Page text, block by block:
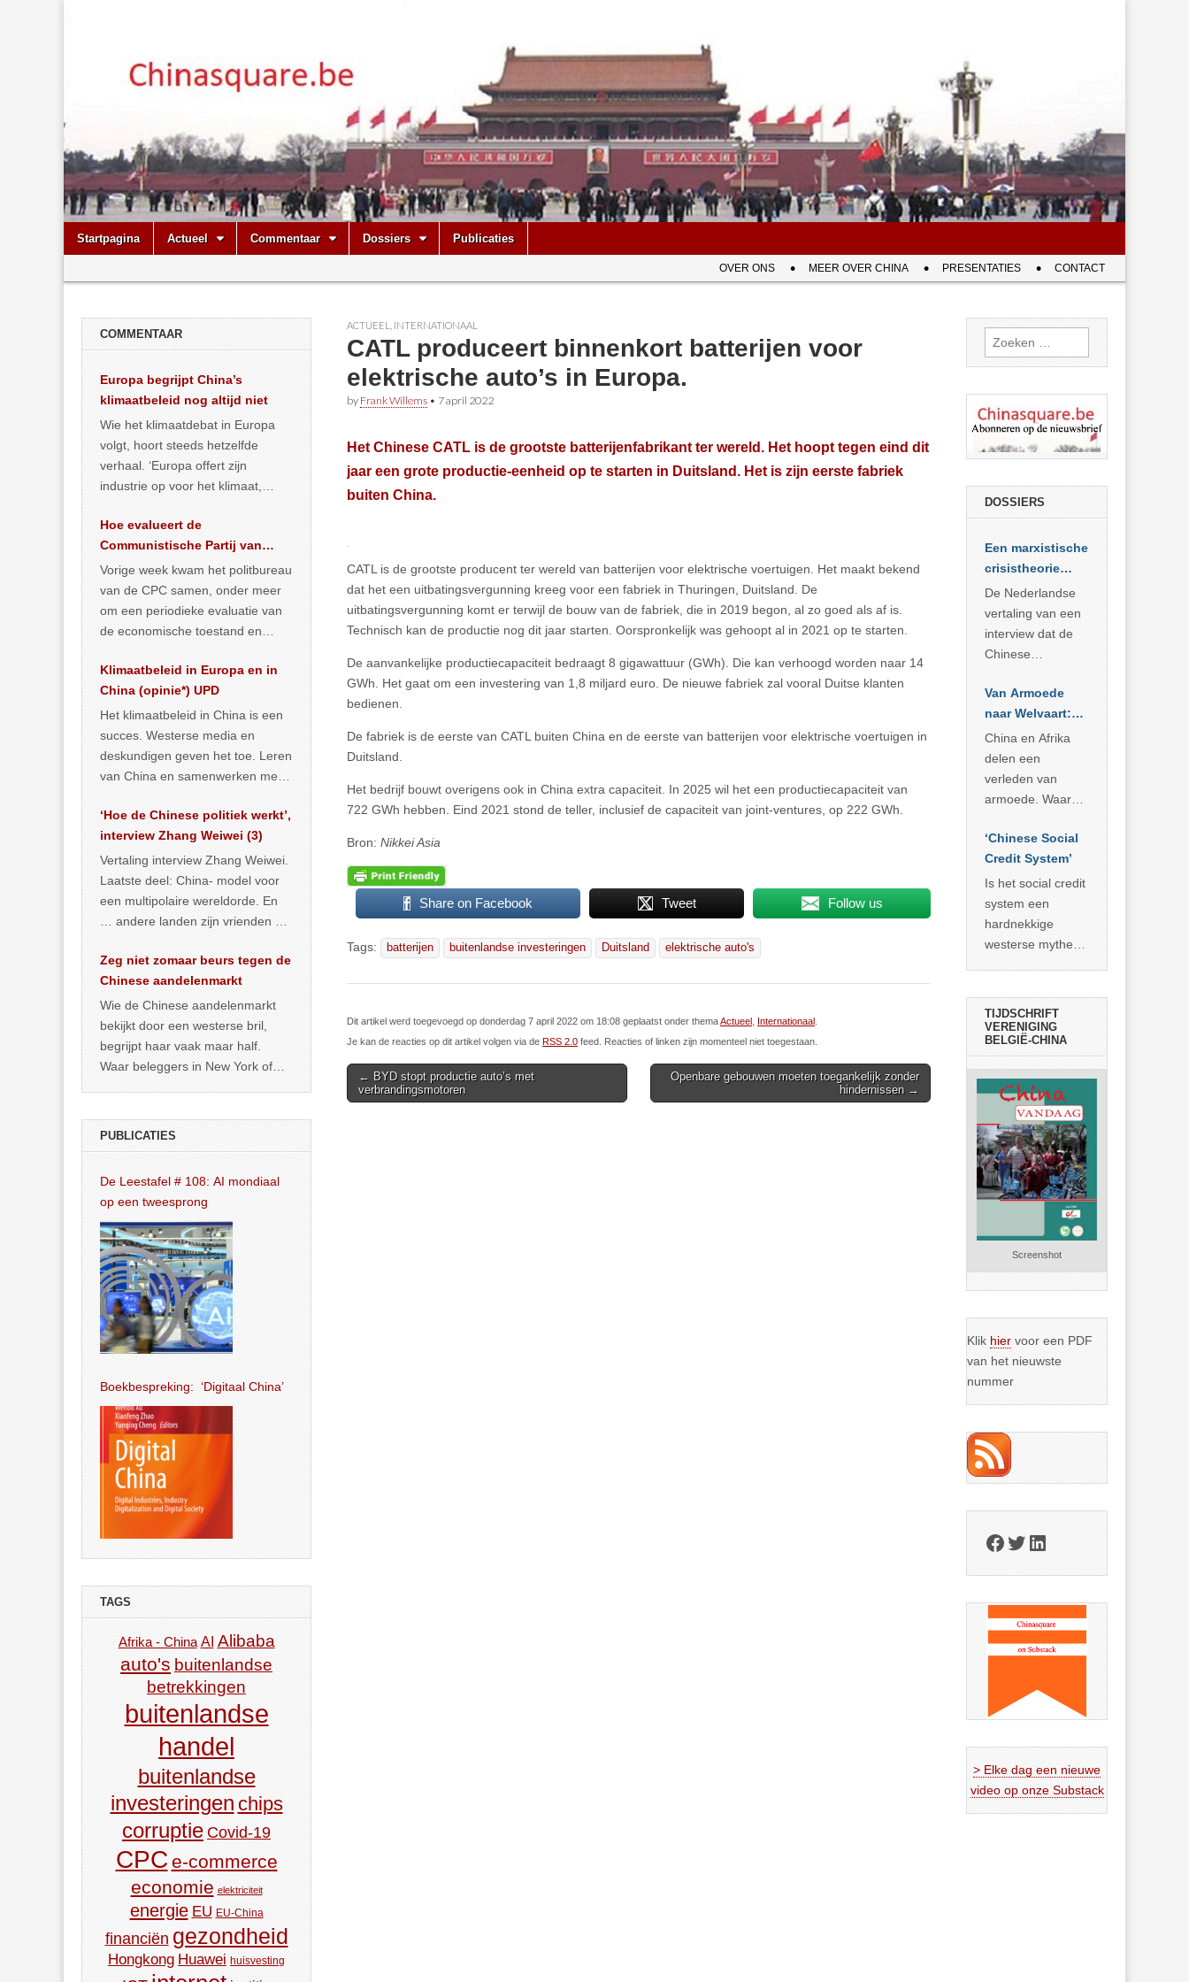
Chinasquare.be
Main
menu
Skip
Startpagina Actueel Commentaar Dossiers Publicaties
menu
OVER ONS MEER OVER CHINA PRESENTATIES CONTACT
ACTUEEL INTERNATIONAAL
CATL produceert binnenkort batterijen voor
elektrische auto’s in Europa.
by Frank Willems • 7 april 2022
Het Chinese CATL is de grootste batterijenfabrikant ter wereld. Het hoopt tegen eind dit
jaar een grote productie-eenheid op te starten in Duitsland. Het is zijn eerste fabriek
buiten China.
CATL is de grootste producent ter wereld van batterijen voor elektrische voertuigen. Het maakt bekend
dat het een uitbatingsvergunning kreeg voor een fabriek in Thuringen, Duitsland. De
uitbatingsvergunning komt er terwijl de bouw van de fabriek, die in 2019 begon, al zo goed als af is.
Technisch kan de productie nog dit jaar starten. Oorspronkelijk was gehoopt al in 2021 op te starten.
De aanvankelijke productiecapaciteit bedraagt 8 gigawattuur (GWh). Die kan verhoogd worden naar 14
GWh. Het gaat om een investering van 1,8 miljard euro. De nieuwe fabriek zal vooral Duitse klanten
bedienen.
De fabriek is de eerste van CATL buiten China en de eerste van batterijen voor elektrische voertuigen in
Duitsland.
Het bedrijf bouwt overigens ook in China extra capaciteit. In 2025 wil het een productiecapaciteit van
722 GWh hebben. Eind 2021 stond de teller, inclusief de capaciteit van joint-ventures, op 222 GWh.
Bron: Nikkei Asia
Share on Facebook Tweet Follow us
Tags: batterijen buitenlandse investeringen Duitsland elektrische auto's
Dit artikel werd toegevoegd op donderdag 7 april 2022 om 18:08 geplaatst onder themaActueel Internationaal
Je kan de reacties op dit artikel volgen via de RSS 2.0 feed. Reacties of linken zijn momenteel niet toegestaan.
Post
navigation
← BYD stopt productie auto’s met
verbrandingsmotoren
Openbare gebouwen moeten toegankelijk zonder
hindernissen →
COMMENTAAR
Europa begrijpt China’s
klimaatbeleid nog altijd niet
Wie het klimaatdebat in Europa
volgt, hoort steeds hetzelfde
verhaal. ‘Europa offert zijn
industrie op voor het klimaat,
vergroening… >> lees meer
Hoe evalueert de
Communistische Partij van
China de economische
situatie?
Vorige week kwam het politbureau
van de CPC samen, onder meer
om een periodieke evaluatie van
de economische toestand en
publiceerden… >> lees meer
Klimaatbeleid in Europa en in
China (opinie*) UPD
Het klimaatbeleid in China is een
succes. Westerse media en
deskundigen geven het toe. Leren
van China en samenwerken met
… >> lees meer
‘Hoe de Chinese politiek werkt’,
interview Zhang Weiwei (3)
Vertaling interview Zhang Weiwei.
Laatste deel: China- model voor
een multipolaire wereldorde. En
… andere landen zijn vrienden of
Zeg niet zomaar beurs tegen de
Chinese aandelenmarkt
Wie de Chinese aandelenmarkt
bekijkt door een westerse bril,
begrijpt haar vaak maar half.
Waar beleggers in New York of
PUBLICATIES
De Leestafel # 108: AI mondiaal
op een tweesprong
Boekbespreking: ‘Digitaal China’
TAGS
Afrika - China AI Alibaba
auto's buitenlandse
betrekkingen
buitenlandse
handel
buitenlandse
investeringen chips
corruptie Covid-19
CPC e-commerce
economie elektriciteit
energie EU EU-China
financiën gezondheid
Hongkong Huawei huisvesting
Zoeken
naar:
DOSSIERS
Een marxistische
crisistheorie
voor vandaag
De Nederlandse
vertaling van een
interview dat de
Chinese
Sociale
Wetenschappen
afnam van de
Britse
marxistische
econoom Michael
zien dat
… >> lees meer
Van Armoede
naar Welvaart:
Wat Afrika kan
leren van
China’s
economisch
China en Afrika
delen een
verleden van
armoede. Waar
voorbije veertig
jaar in slaagde
meer dan 800
miljoen mensen
uit de armoede
… >> lees meer
‘Chinese Social
Credit System’
Is het social credit
system een
hardnekkige
westerse mythe of
TIJDSCHRIFT
VERENIGING
BELGIË-CHINA
Screenshot
Klik hier voor een PDF
van het nieuwste
nummer
Facebook
Twitter
LinkedIn
> Elke dag een nieuwe
video op onze Substack